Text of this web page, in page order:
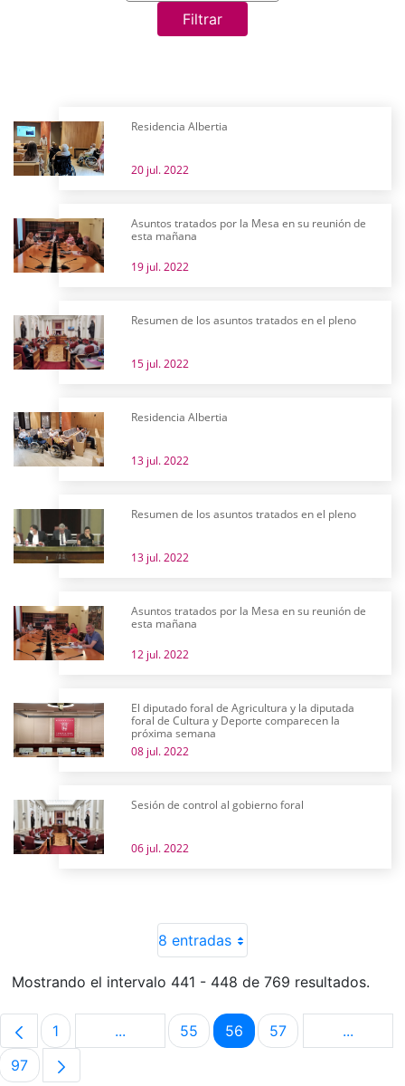
Filtrar
Residencia Albertia
20 jul. 2022
Asuntos tratados por la Mesa en su reunión de
esta mañana
19 jul. 2022
Resumen de los asuntos tratados en el pleno
15 jul. 2022
Residencia Albertia
13 jul. 2022
Resumen de los asuntos tratados en el pleno
13 jul. 2022
Asuntos tratados por la Mesa en su reunión de
esta mañana
12 jul. 2022
El diputado foral de Agricultura y la diputada
foral de Cultura y Deporte comparecen la
próxima semana
08 jul. 2022
Sesión de control al gobierno foral
06 jul. 2022
8 entradas
Mostrando el intervalo 441 - 448 de 769 resultados.
Página
1 ...Páginas intermedias Use TAB para
Página
55 Página
56 Página
57 ...
Página
97